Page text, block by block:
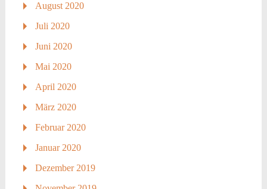
August 2020
Juli 2020
Juni 2020
Mai 2020
April 2020
März 2020
Februar 2020
Januar 2020
Dezember 2019